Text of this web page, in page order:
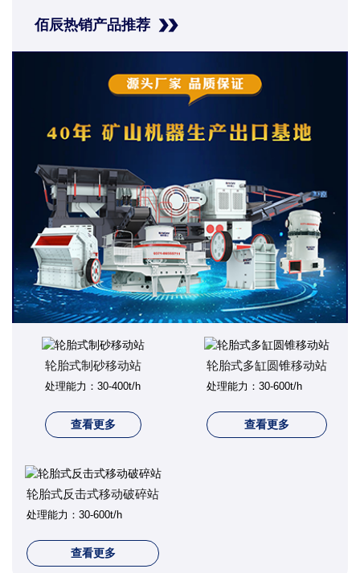
佰辰热销产品推荐
轮胎式制砂移动站
处理能力：30-400t/h
查看更多
轮胎式多缸圆锥移动站
处理能力：30-600t/h
查看更多
轮胎式反击式移动破碎站
处理能力：30-600t/h
查看更多